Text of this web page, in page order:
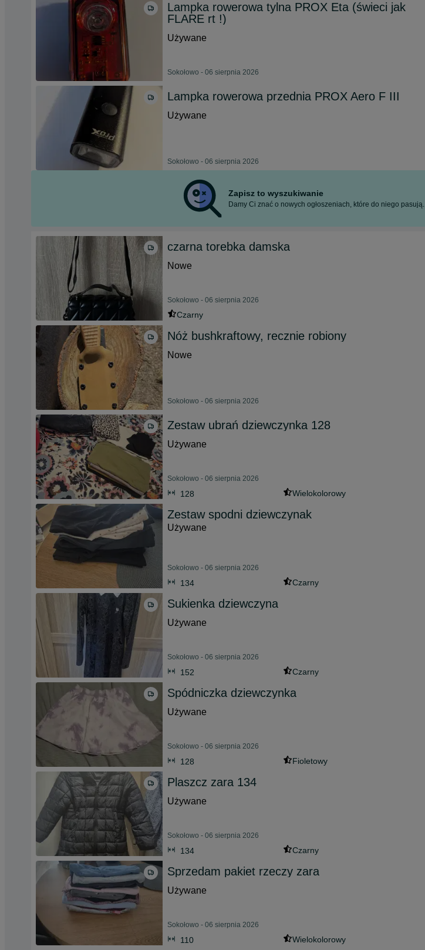
Lampka rowerowa tylna PROX Eta (świeci jak
FLARE rt !)
Używane
Sokołowo - 06 sierpnia 2026
Lampka rowerowa przednia PROX Aero F III
Używane
Sokołowo - 06 sierpnia 2026
Zapisz to wyszukiwanie
Damy Ci znać o nowych ogłoszeniach, które do niego pasują.
czarna torebka damska
Nowe
Sokołowo - 06 sierpnia 2026
Czarny
Nóż bushkraftowy, recznie robiony
Nowe
Sokołowo - 06 sierpnia 2026
Zestaw ubrań dziewczynka 128
Używane
Sokołowo - 06 sierpnia 2026
128 Wielokolorowy
Zestaw spodni dziewczynak
Używane
Sokołowo - 06 sierpnia 2026
134 Czarny
Sukienka dziewczyna
Używane
Sokołowo - 06 sierpnia 2026
152 Czarny
Spódniczka dziewczynka
Używane
Sokołowo - 06 sierpnia 2026
128 Fioletowy
Plaszcz zara 134
Używane
Sokołowo - 06 sierpnia 2026
134 Czarny
Sprzedam pakiet rzeczy zara
Używane
Sokołowo - 06 sierpnia 2026
110 Wielokolorowy